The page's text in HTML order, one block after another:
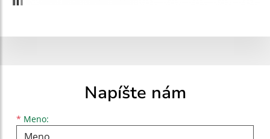
Napíšte nám
* Meno:
Meno
Priezvisko
E-mailová adresa